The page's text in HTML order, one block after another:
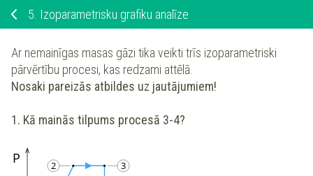
5. Izoparametrisku grafiku analīze
Ar nemainīgas masas gāzi tika veikti trīs izoparametriski
pārvērtību procesi, kas redzami attēlā.
Nosaki pareizās atbildes uz jautājumiem!
1. Kā mainās tilpums procesā 3-4?